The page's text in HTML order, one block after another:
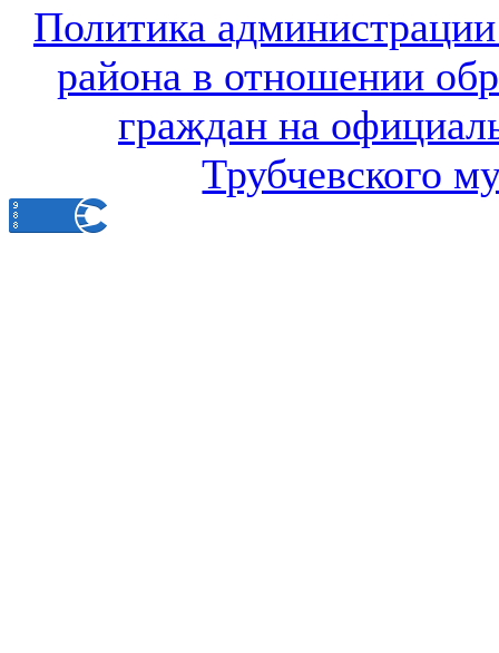
Политика
района в отношении
граждан на
Трубчевского